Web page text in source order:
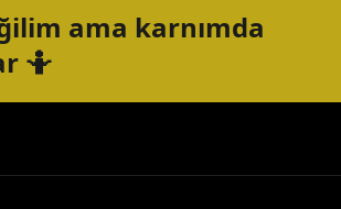
ama karnımda
🤷